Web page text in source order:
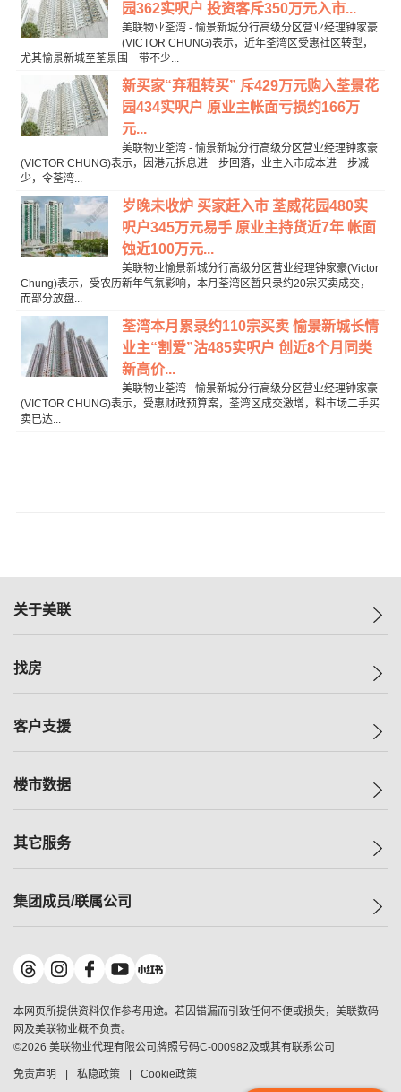
园362实呎户 投资客斥350万元入市...
美联物业荃湾 - 愉景新城分行高级分区营业经理钟家豪
(VICTOR CHUNG)表示，近年荃湾区受惠社区转型，
尤其愉景新城至荃景围一带不少...
新买家“弃租转买” 斥429万元购入荃景花
园434实呎户 原业主帐面亏损约166万
元...
美联物业荃湾 - 愉景新城分行高级分区营业经理钟家豪
(VICTOR CHUNG)表示，因港元拆息进一步回落，业主入市成本进一步减
少，令荃湾...
岁晚未收炉 买家赶入市 荃威花园480实
呎户345万元易手 原业主持货近7年 帐面
蚀近100万元...
美联物业愉景新城分行高级分区营业经理钟家豪(Victor
Chung)表示，受农历新年气氛影响，本月荃湾区暂只录约20宗买卖成交，
而部分放盘...
荃湾本月累录约110宗买卖 愉景新城长情
业主“割爱”沽485实呎户 创近8个月同类
新高价...
美联物业荃湾 - 愉景新城分行高级分区营业经理钟家豪
(VICTOR CHUNG)表示，⁠受惠财政预算案，荃湾区成交激增，料市场二手买
卖已达...
关于美联
美联集团
人才招募
找房
一手新房
减价
美联豪宅
独家楼盘
租房
客户支援
自助放盘
查询热线
按揭计算机
负担能力计算机
转按计算机
缴款方式
楼市数据
指数
历史成交
小区成交排行榜
地区百科
其它服务
小区专页
美联精英会
美善会
地产经纪人管理协会
申报已递交的购楼开盘
集团成员/联属公司
美联物业
鋑联控股*
美联工商铺*
美联中国
美联澳门
美联金融集团
本网页所提供资料仅作参考用途。若因错漏而引致任何不便或损失，美联数码
网及美联物业概不负责。
©2026 美联物业代理有限公司牌照号码C-000982及或其有联系公司
免责声明 私隐政策 Cookie政策